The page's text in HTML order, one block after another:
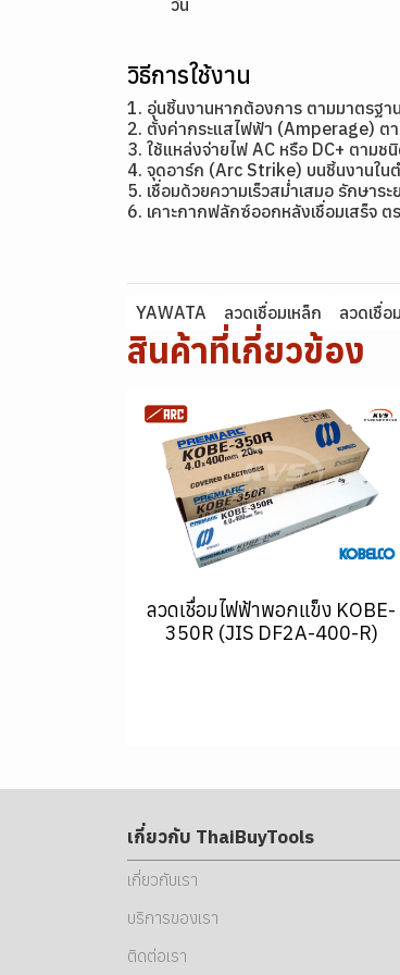
วัน
วิธีการใช้งาน
1. อุ่นชิ้นงานหากต้องการ ตามมาตรฐา
2. ตั้งค่ากระแสไฟฟ้า (Amperage)
3. ใช้แหล่งจ่ายไฟ AC หรือ DC+ ตามช
4. จุดอาร์ก (Arc Strike) บนชิ้นงานใน
5. เชื่อมด้วยความเร็วสม่ำเสมอ รักษา
6. เคาะกากฟลักซ์ออกหลังเชื่อมเสร็จ
YAWATA ลวดเชื่อมเหล็ก ลวดเชื่อ
สินค้าที่เกี่ยวข้อง
ลวดเชื่อมไฟฟ้าพอกแข็ง KOBE-
350R (JIS DF2A-400-R)
เกี่ยวกับ ThaiBuyTools
เกี่ยวกับเรา
บริการของเรา
ติดต่อเรา